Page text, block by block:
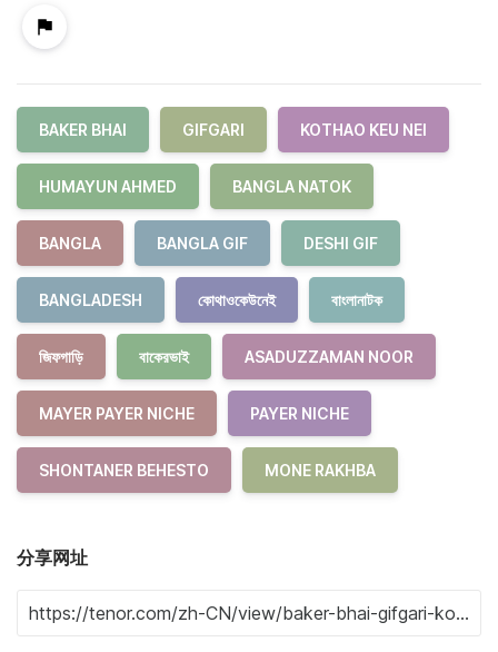
BAKER BHAI GIFGARI KOTHAO KEU NEI
HUMAYUN AHMED BANGLA NATOK
BANGLA BANGLA GIF DESHI GIF
BANGLADESH কোথাওকেউনেই বাংলানাটক
জিফগাড়ি বাকেরভাই ASADUZZAMAN NOOR
MAYER PAYER NICHE PAYER NICHE
SHONTANER BEHESTO MONE RAKHBA
分享网址